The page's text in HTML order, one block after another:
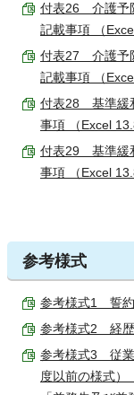
付表26 介護予
記載事項 （
付表27 介護予
記載事項 （
付表28 基準緩
事項 （Excel
付表29 基準緩
事項 （Excel
参考様式
参考様式1 誓約
参考様式2 経歴
参考様式3 従業
度以前の様式）